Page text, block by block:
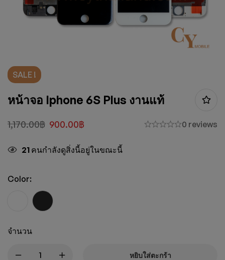
SALE !
หน้าจอ Iphone 6S Plus งานแท้
1,170.00฿ 900.00฿ 0 reviews
21 คนกำลังดูสิ่งนี้อยู่ในขณะนี้
Color:
จำนวน
หยิบใส่ตะกร้า